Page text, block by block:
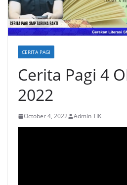
CERITA PAGI
Cerita Pagi 4
2022
October 4, 2022 Admin TIK